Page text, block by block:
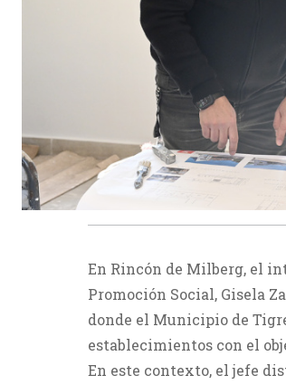
En Rincón de Milberg, el
Promoción Social, Gisela
donde el Municipio de
establecimientos con el
En este contexto, el jefe